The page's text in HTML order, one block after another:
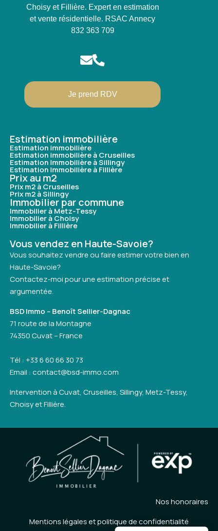
Choisy et Fillière. Expert en estimation
et vente résidentielle. RSAC Annecy
832 363 709
Je prend RDV
Estimation immobilière
Estimation immobilière
Estimation immobilière à Cruseilles
Estimation Immobilière à Sillingy
Estimation Immobilière à Fillière
Prix au m2
Prix m2 à Cruseilles
Prix m2 à Sillingy
Immobilier par commune
Immobilier à Metz-Tessy
Immobilier à Choisy
Immobilier à Fillière
Vous vendez en Haute-Savoie?
Vous souhaitez vendre ou faire estimer votre bien en
Haute-Savoie?
Contactez-moi pour une estimation précise et
argumentée.
BSD Immo – Benoît Sellier-Dagnac
71 route de la Montagne
74350 Cuvat – France
Tél : +33 6 60 66 30 73
Email : contact@bsd-immo.com
Intervention à Cuvat, Cruseilles, Sillingy, Metz-Tessy,
Choisy et Fillière.
Nos honoraires
Mentions légales et politique de confidentialité